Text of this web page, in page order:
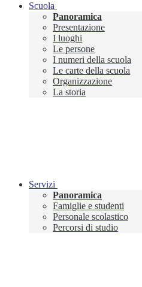
Scuola
Panoramica
Presentazione
I luoghi
Le persone
I numeri della scuola
Le carte della scuola
Organizzazione
La storia
Servizi
Panoramica
Famiglie e studenti
Personale scolastico
Percorsi di studio